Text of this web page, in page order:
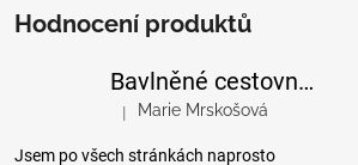
Hodnocení produktů
Bavlněné cestovní podkolenky se stupňovanou kompresí
Hodnocení produktu je 5 z 5
| Marie Mrskošová
Jsem po všech stránkách naprosto